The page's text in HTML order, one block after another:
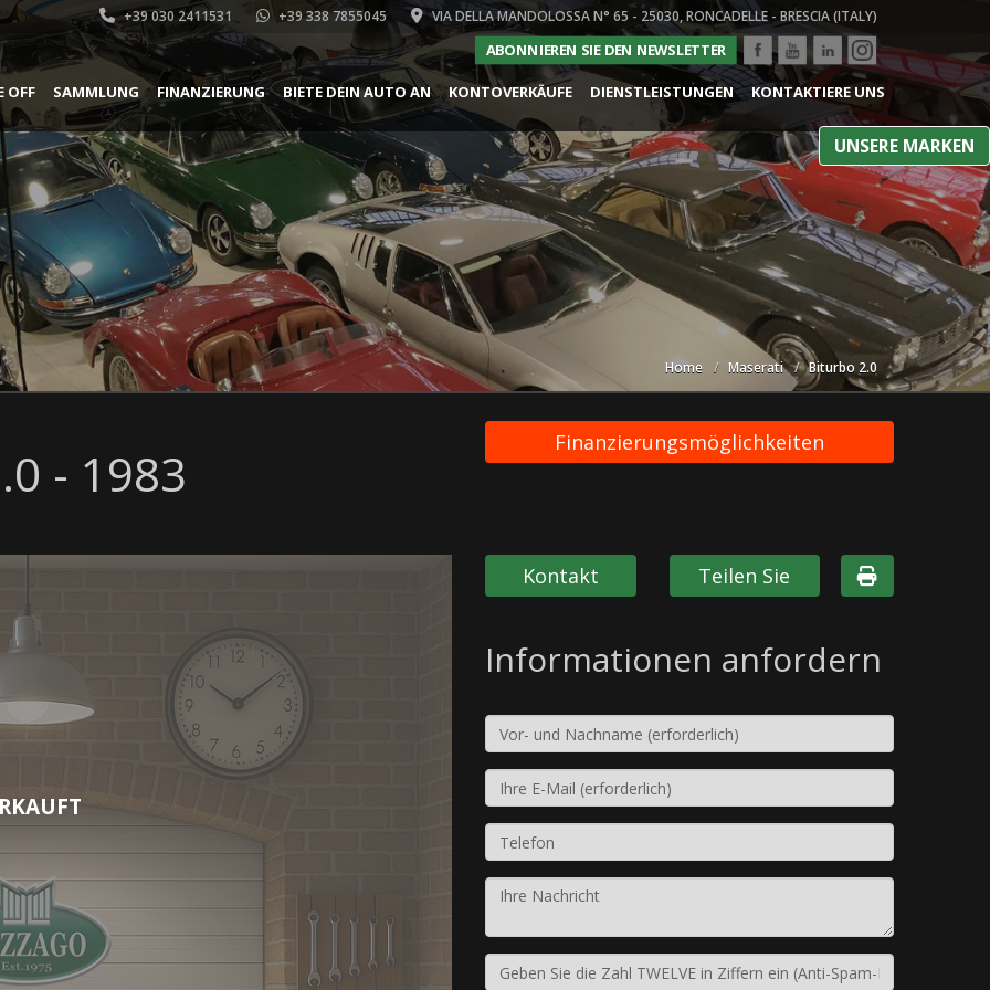
+39 030 2411531 +39 338 7855045 VIA DELLA MANDOLOSSA N° 65 - 25030, RONCADELLE - BRESCIA (ITALY)
ABONNIEREN SIE DEN NEWSLETTER
UNSERE MARKEN
OFF SAMMLUNG FINANZIERUNG BIETE DEIN AUTO AN KONTOVERKÄUFE DIENSTLEISTUNGEN KONTAKTIERE UNS
Home Maserati Biturbo 2.0
- 1983 Finanzierungsmöglichkeiten
Kontakt Teilen Sie
Informationen anfordern